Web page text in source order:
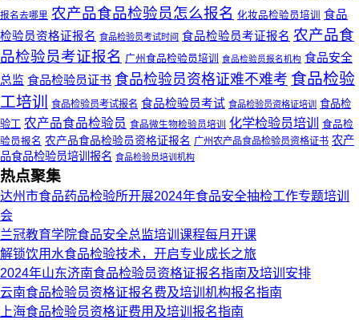
报名去哪里 农产品食品检验员怎么报名 化妆品检验员培训
食品
检验员资格证报名 食品检验员考试时间 食品检验员考证报名 农产品食
品检验员考证报名 广州食品检验员培训 食品检验员报名机构 食品安全
总监 食品检验员证书 食品检验员资格证难不难考 食品检验
工培训
食品检验员考试报名 食品检验员考试 食品检验员资格证培训
食品检
验工 农产品食品检验员 食品微生物检验员培训 化学检验员培训 食品检
验员报名 农产品食品检验员资格证报名 广州农产品食品检验员资格证书 农产
品食品检验员培训报名 食品检验员培训机构
热点聚集
达州市食品药品检验所开展2024年食品安全抽检工作专题培训
会
兰冠教育学院食品安全总监培训课程每月开课
解锁饮用水食品检验技术，开启专业成长之旅
2024年山东济南食品检验员资格证报名指南及培训安排
云南食品检验员资格证报名费及培训机构报名指南
上海食品检验员资格证费用及培训报名指南